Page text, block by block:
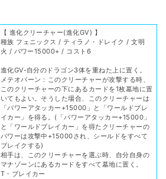
【 進化クリーチャー(進化GV) 】
種族 フェニックス / ティラノ・ドレイク / 文明
火 / パワー15000+ / コスト6
進化GV-自分のドラゴン3体を重ねた上に置く。
メテオバーン：このクリーチャーが攻撃する時、
このクリーチャーの下にあるカードを1枚墓地に置
いてもよい。そうした場合、このクリーチャーは
「パワーアタッカー+15000」と「ワールドブレ
イカー」を得る。(「パワーアタッカー+15000」
と「ワールドブレイカー」を得たクリーチャーの
パワーは攻撃中+15000され、シールドをすべて
ブレイクする)
相手は、このクリーチャーを選ぶ時、自分自身の
マナゾーンにあるカードをすべて墓地に置く。
T・ブレイカー